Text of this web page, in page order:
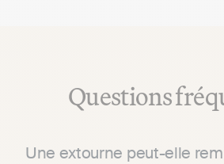
Questions
Une extourne peut-elle